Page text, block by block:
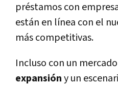
préstamos con
están en línea con el
más competitivas.
Incluso con un
expansióny un